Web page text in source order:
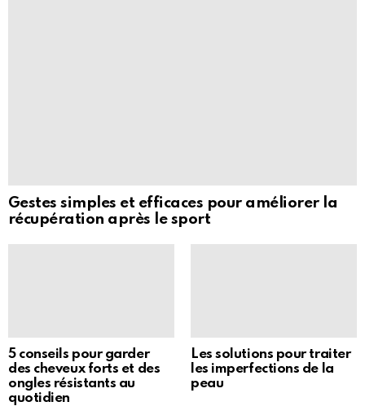
Gestes simples et efficaces pour améliorer la
récupération après le sport
5 conseils pour garder
des cheveux forts et des
ongles résistants au
quotidien
Les solutions pour traiter
les imperfections de la
peau